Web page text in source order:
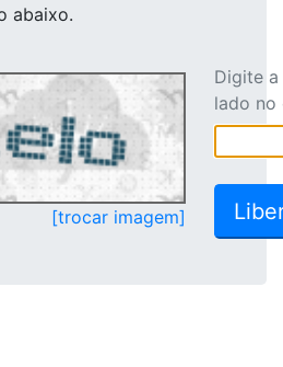
abaixo.
[trocar imagem]
Digite
lado no